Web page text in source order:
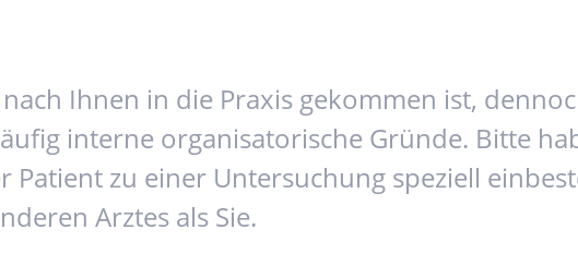
Ihnen in die Praxis gekommen ist,
interne organisatorische Gründe. Bitte
Patient zu einer Untersuchung speziell
Arztes als Sie.